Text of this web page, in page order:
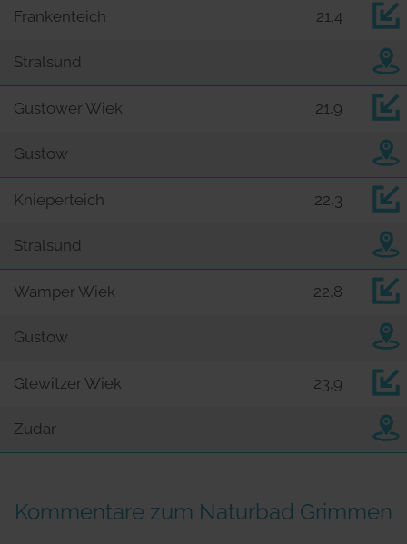
Frankenteich 21,4
Stralsund
Gustower Wiek 21,9
Gustow
Knieperteich 22,3
Stralsund
Wamper Wiek 22,8
Gustow
Glewitzer Wiek 23,9
Zudar
Kommentare zum Naturbad Grimmen